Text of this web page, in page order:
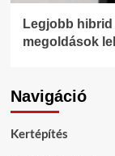
Legjobb
megoldások
Navigáció
Kertépítés